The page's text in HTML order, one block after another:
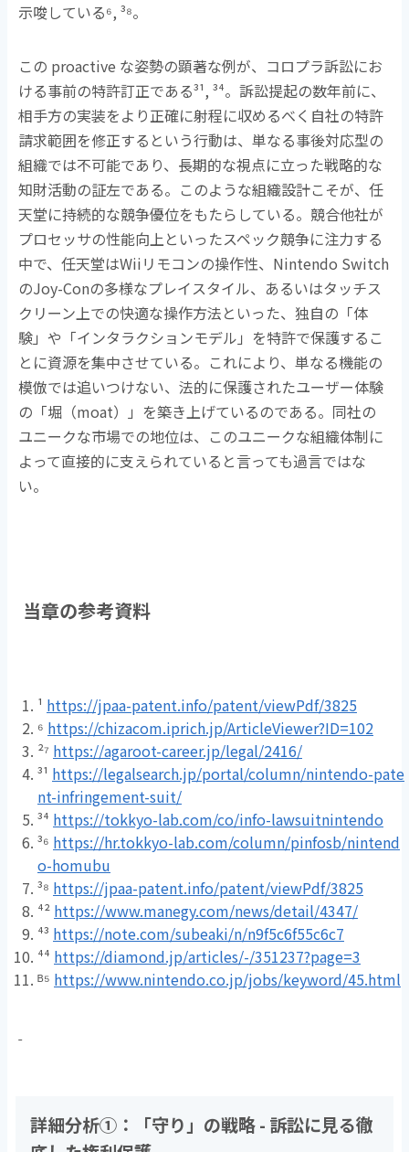
示唆している⁶, ³⁸。
この proactive な姿勢の顕著な例が、コロプラ訴訟にお
ける事前の特許訂正である³¹, ³⁴。訴訟提起の数年前に、
相手方の実装をより正確に射程に収めるべく自社の特許
請求範囲を修正するという行動は、単なる事後対応型の
組織では不可能であり、長期的な視点に立った戦略的な
知財活動の証左である。このような組織設計こそが、任
天堂に持続的な競争優位をもたらしている。競合他社が
プロセッサの性能向上といったスペック競争に注力する
中で、任天堂はWiiリモコンの操作性、 Nintendo Switch
のJoy-Conの多様なプレイスタイル、あるいはタッチス
クリーン上での快適な操作方法といった、独自の「体
験」や「インタラクションモデル」を特許で保護するこ
とに資源を集中させている。これにより、単なる機能の
模倣では追いつけない、法的に保護されたユーザー体験
の「堀（moat）」を築き上げているのである。同社の
ユニークな市場での地位は、このユニークな組織体制に
よって直接的に支えられていると言っても過言ではな
い。
当章の参考資料
¹ https://jpaa-patent.info/patent/viewPdf/3825
⁶ https://chizacom.iprich.jp/ArticleViewer?ID=102
²⁷ https://agaroot-career.jp/legal/2416/
³¹ https://legalsearch.jp/portal/column/nintendo-pate
nt-infringement-suit/
³⁴ https://tokkyo-lab.com/co/info-lawsuitnintendo
³⁶ https://hr.tokkyo-lab.com/column/pinfosb/nintend
o-homubu
³⁸ https://jpaa-patent.info/patent/viewPdf/3825
⁴² https://www.manegy.com/news/detail/4347/
⁴³ https://note.com/subeaki/n/n9f5c6f55c6c7
⁴⁴ https://diamond.jp/articles/-/351237?page=3
ᴮ⁵ https://www.nintendo.co.jp/jobs/keyword/45.html
詳細分析① ：「守り」の戦略- 訴訟に見る徹